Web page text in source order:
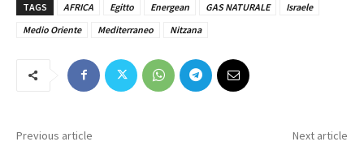
TAGS AFRICA Egitto Energean GAS NATURALE
Israele
Medio Oriente
Mediterraneo Nitzana
Previous article Next article